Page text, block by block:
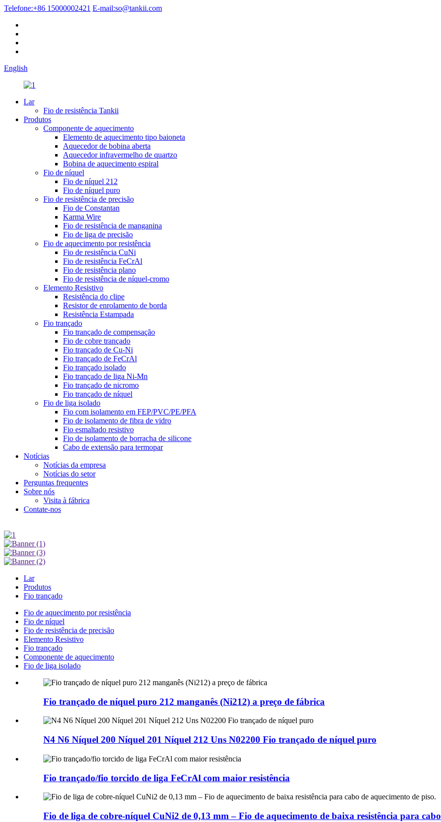
Telefone:+86 15000002421 E-mail:so@tankii.com
English
Lar
Fio de resistência Tankii
Produtos
Componente de aquecimento
Elemento de aquecimento tipo baioneta
Aquecedor de bobina aberta
Aquecedor infravermelho de quartzo
Bobina de aquecimento espiral
Fio de níquel
Fio de níquel 212
Fio de níquel puro
Fio de resistência de precisão
Fio de Constantan
Karma Wire
Fio de resistência de manganina
Fio de liga de precisão
Fio de aquecimento por resistência
Fio de resistência CuNi
Fio de resistência FeCrAl
Fio de resistência plano
Fio de resistência de níquel-cromo
Elemento Resistivo
Resistência do clipe
Resistor de enrolamento de borda
Resistência Estampada
Fio trançado
Fio trançado de compensação
Fio de cobre trançado
Fio trançado de Cu-Ni
Fio trançado de FeCrAl
Fio trançado isolado
Fio trançado de liga Ni-Mn
Fio trançado de nicromo
Fio trançado de níquel
Fio de liga isolado
Fio com isolamento em FEP/PVC/PE/PFA
Fio de isolamento de fibra de vidro
Fio esmaltado resistivo
Fio de isolamento de borracha de silicone
Cabo de extensão para termopar
Notícias
Notícias da empresa
Notícias do setor
Perguntas frequentes
Sobre nós
Visita à fábrica
Contate-nos
Lar
Produtos
Fio trançado
Fio de aquecimento por resistência
Fio de níquel
Fio de resistência de precisão
Elemento Resistivo
Fio trançado
Componente de aquecimento
Fio de liga isolado
Fio trançado de níquel puro 212 manganês (Ni212) a preço de fábrica
N4 N6 Níquel 200 Níquel 201 Níquel 212 Uns N02200 Fio trançado de níquel puro
Fio trançado/fio torcido de liga FeCrAl com maior resistência
Fio de liga de cobre-níquel CuNi2 de 0,13 mm – Fio de aquecimento de baixa resistência para